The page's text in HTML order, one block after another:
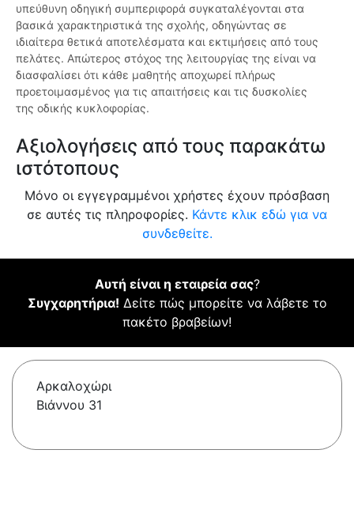
υπεύθυνη οδηγική συμπεριφορά συγκαταλέγονται στα
βασικά χαρακτηριστικά της σχολής, οδηγώντας σε
ιδιαίτερα θετικά αποτελέσματα και εκτιμήσεις από τους
πελάτες. Απώτερος στόχος της λειτουργίας της είναι να
διασφαλίσει ότι κάθε μαθητής αποχωρεί πλήρως
προετοιμασμένος για τις απαιτήσεις και τις δυσκολίες
της οδικής κυκλοφορίας.
Αξιολογήσεις από τους παρακάτω
ιστότοπους
Μόνο οι εγγεγραμμένοι χρήστες έχουν πρόσβαση
σε αυτές τις πληροφορίες. Κάντε κλικ εδώ για να
συνδεθείτε.
Αυτή είναι η εταιρεία σας?
Συγχαρητήρια! Δείτε πώς μπορείτε να λάβετε το
πακέτο βραβείων!
Αρκαλοχώρι
Βιάννου 31